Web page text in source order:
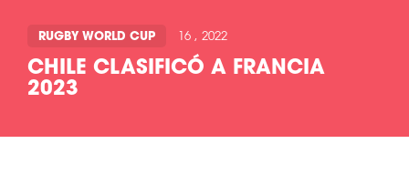
RUGBY WORLD CUP 16 , 2022
CHILE CLASIFICÓ A FRANCIA
2023